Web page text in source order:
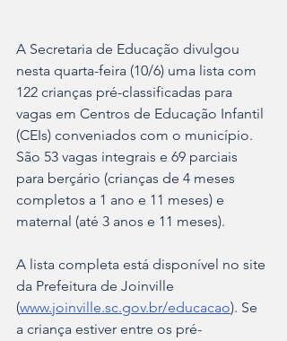
A Secretaria de Educação divulgou
nesta quarta-feira (10/6) uma lista com
122 crianças pré-classificadas para
vagas em Centros de Educação Infantil
(CEIs) conveniados com o município.
São 53 vagas integrais e 69 parciais
para berçário (crianças de 4 meses
completos a 1 ano e 11 meses) e
maternal (até 3 anos e 11 meses).
A lista completa está disponível no site
da Prefeitura de Joinville
(www.joinville.sc.gov.br/educacao). Se
a criança estiver entre os pré-